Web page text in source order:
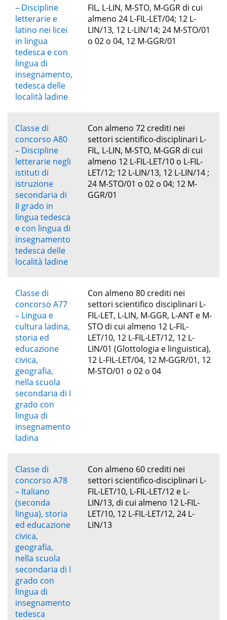
– Discipline
letterarie e
latino nei licei
in lingua
tedesca e con
lingua di
insegnamento,
tedesca delle
località ladine
FIL, L-LIN, M-STO, M-GGR di cui
almeno 24 L-FIL-LET/04; 12 L-
LIN/13, 12 L-LIN/14; 24 M-STO/01
o 02 o 04, 12 M-GGR/01
Classe di
concorso A80
– Discipline
letterarie negli
istituti di
istruzione
secondaria di
II grado in
lingua tedesca
e con lingua di
insegnamento
tedesca delle
località ladine
Con almeno 72 crediti nei
settori scientifico-disciplinari L-
FIL, L-LIN, M-STO, M-GGR di cui
almeno 12 L-FIL-LET/10 o L-FIL-
LET/12; 12 L-LIN/13, 12 L-LIN/14 ;
24 M-STO/01 o 02 o 04; 12 M-
GGR/01
Classe di
concorso A77
– Lingua e
cultura ladina,
storia ed
educazione
civica,
geografia,
nella scuola
secondaria di I
grado con
lingua di
insegnamento
ladina
Con almeno 80 crediti nei
settori scientifico disciplinari L-
FIL-LET, L-LIN, M-GGR, L-ANT e M-
STO di cui almeno 12 L-FIL-
LET/10, 12 L-FIL-LET/12, 12 L-
LIN/01 (Glottologia e linguistica),
12 L-FIL-LET/04, 12 M-GGR/01, 12
M-STO/01 o 02 o 04
Classe di
concorso A78
– Italiano
(seconda
lingua), storia
ed educazione
civica,
geografia,
nella scuola
secondaria di I
grado con
lingua di
insegnamento
tedesca
Con almeno 60 crediti nei
settori scientifico-disciplinari L-
FIL-LET/10, L-FIL-LET/12 e L-
LIN/13, di cui almeno 12 L-FIL-
LET/10, 12 L-FIL-LET/12, 24 L-
LIN/13